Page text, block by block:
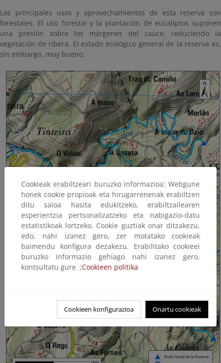
Los principales usos y aprovechamientos de esta reserva son
forestales. El uso forestal y la plantación de eucaliptos suponen
una presión sobre los márgenes del cauce, reduciendo la
vegetación de ribera. El estado ecológico general de la reserva es,
sin embargo, muy bueno.
Cookieak erabiltzeari buruzko informazioa: Webgune
honek cookie propioak eta hirugarrenenak erabiltzen
ditu saioa hasita edukitzeko, erabiltzailearen
esperientzia pertsonalizatzeko eta nabigazio-datu
estatistikoak lortzeko. Cookie guztiak onar ditzakezu,
edo, nahi izanez gero, zer motatako cookieak
baimendu konfigura dezakezu. Erabilitako cookieei
buruzko informazio gehiago nahi izanez gero,
kontsultatu gure ;Cookieen politika
Cookieen konfigurazioa Onartu cookieak